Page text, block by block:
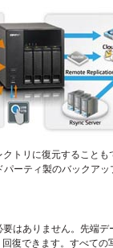
トリに復元すること
パーティ製のバックア
はありません。先端
復できます。すべての